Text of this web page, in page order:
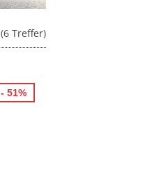
(6 Treffer)
- 51%